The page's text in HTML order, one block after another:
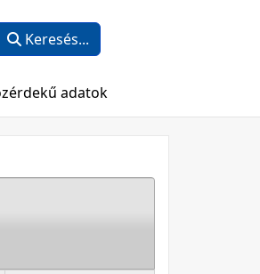
Keresés...
adatok